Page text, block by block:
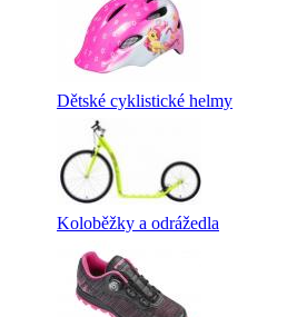
Dětské cyklistické helmy
Koloběžky a odrážedla